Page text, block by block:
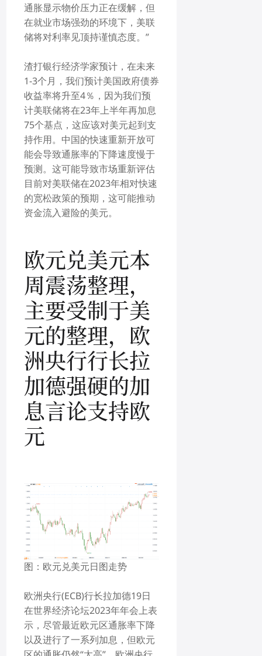
通胀显示物价压力正在缓解，但
在就业市场强劲的环境下，美联
储将对利率见顶持谨慎态度。”
渣打银行经济学家预计，在未来
1-3个月，我们预计美国政府债券
收益率将升至4％，因为我们预
计美联储将在23年上半年再加息
75个基点，这应该对美元起到支
持作用。中国的快速重新开放可
能会导致通胀率的下降速度慢于
预测。这可能导致市场重新评估
目前对美联储在2023年相对快速
的宽松政策的预期，这可能推动
资金流入避险的美元。
欧元兑美元本
周震荡整理，
主要受制于美
元的整理，欧
洲央行行长拉
加德强硬的加
息言论支持欧
元
图： 欧元兑美元日图走势
欧洲央行(ECB)行长拉加德19日
在世界经济论坛2023年年会上表
示，尽管最近欧元区通胀率下降
以及进行了一系列加息，但欧元